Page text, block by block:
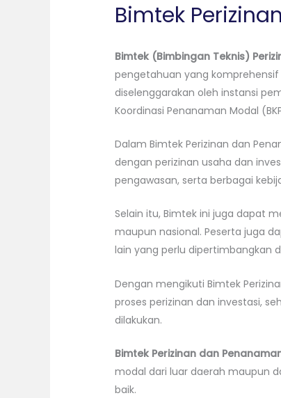
Bimtek
Bimtek (Bimbingan Teknis)
pengetahuan yang
diselenggarakan oleh instansi
Koordinasi Penanaman Modal
Dalam Bimtek Perizinan dan
dengan perizinan usaha dan
pengawasan, serta berbagai
Selain itu, Bimtek ini juga dapat
maupun nasional. Peserta juga
lain yang perlu dipertimbangkan
Dengan mengikuti Bimtek
proses perizinan dan investasi,
dilakukan.
Bimtek Perizinan dan
modal dari luar daerah maupun
baik.